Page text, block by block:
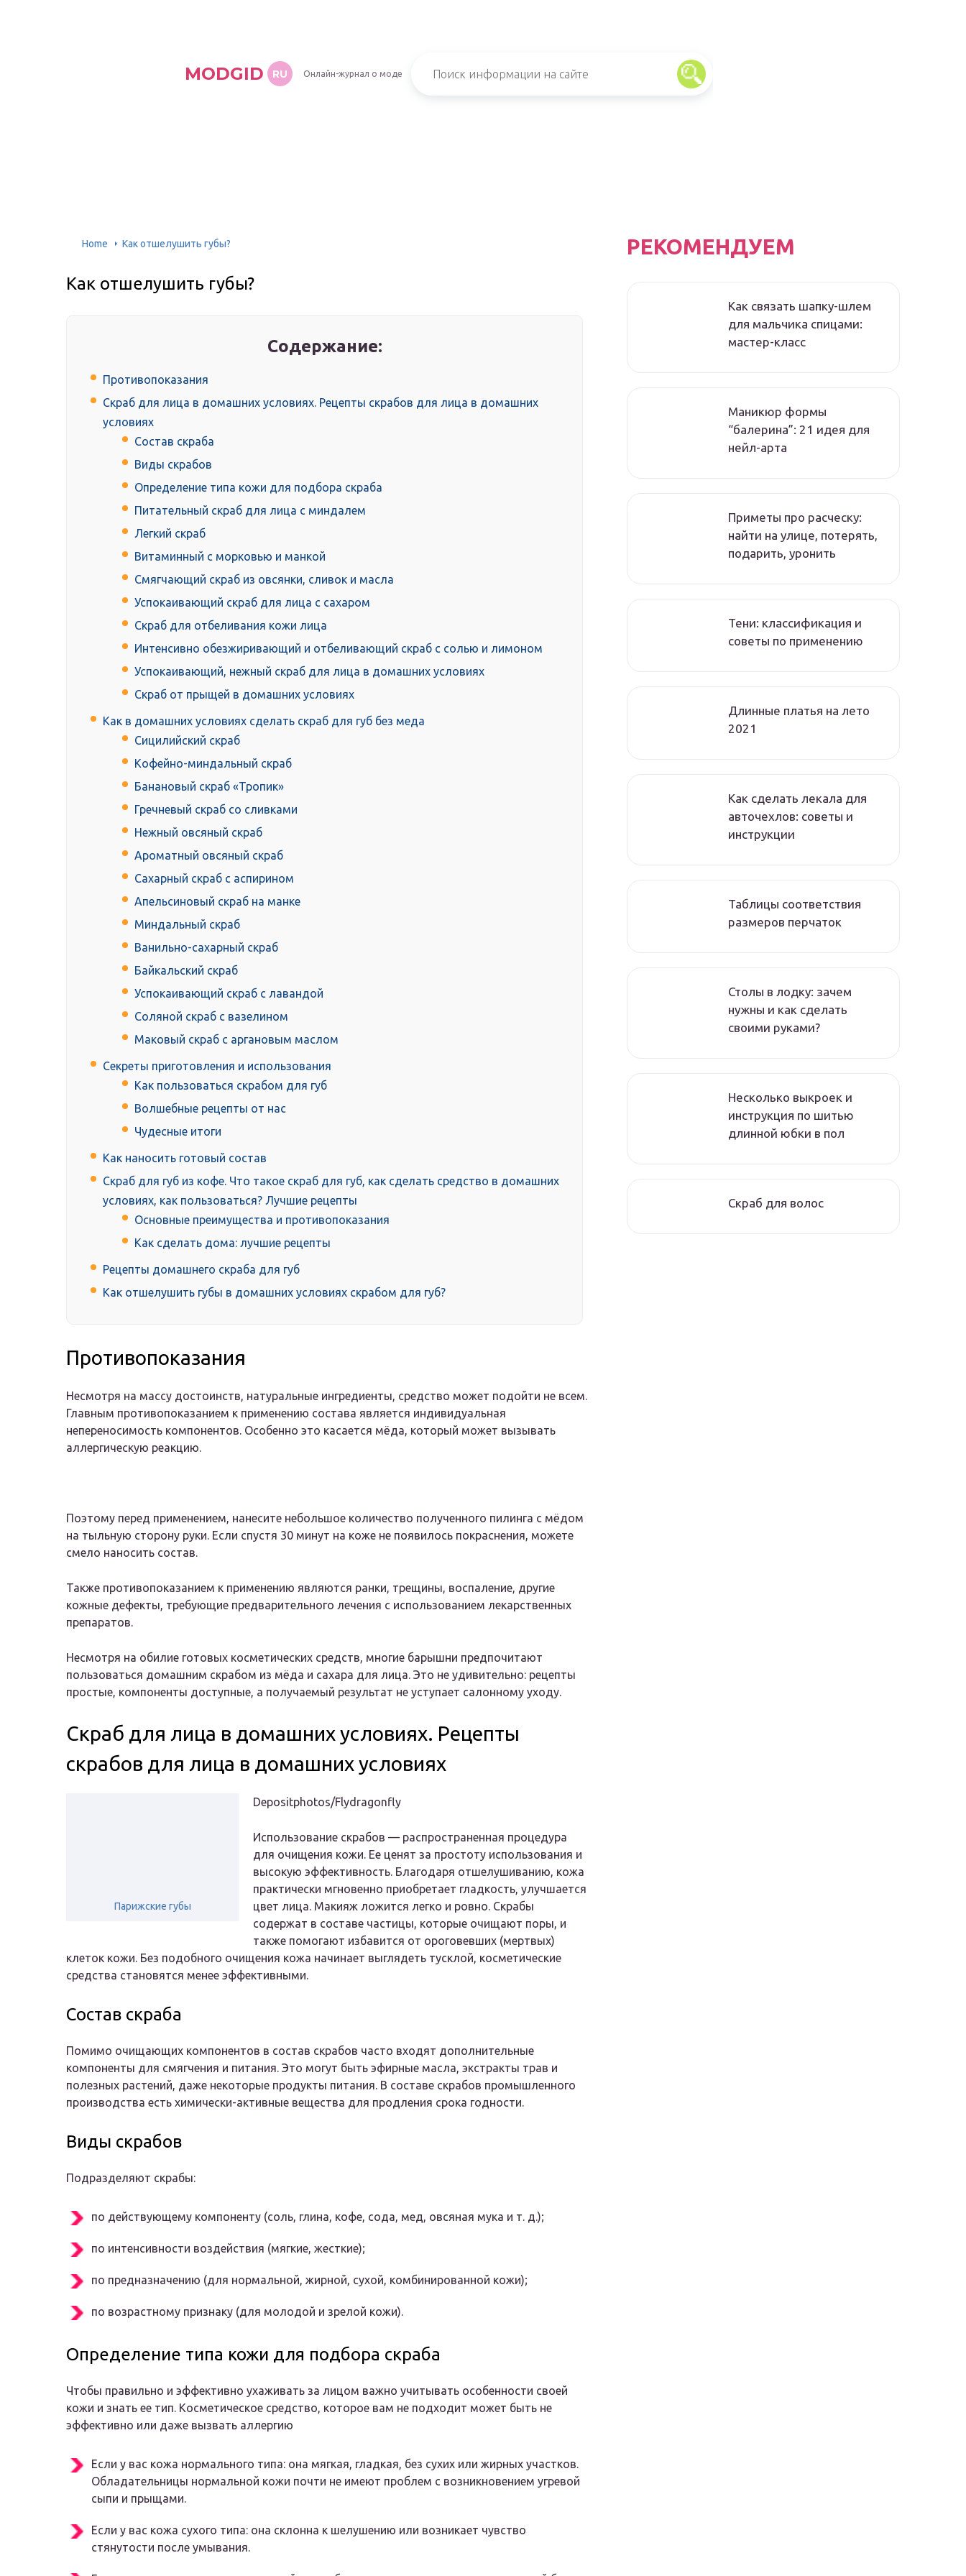
MODGID RU Онлайн-журнал о моде
Home Как отшелушить губы?
Как отшелушить губы?
Содержание:
Противопоказания
Скраб для лица в домашних условиях. Рецепты скрабов для лица в домашних
условиях
Состав скраба
Виды скрабов
Определение типа кожи для подбора скраба
Питательный скраб для лица с миндалем
Легкий скраб
Витаминный с морковью и манкой
Смягчающий скраб из овсянки, сливок и масла
Успокаивающий скраб для лица с сахаром
Скраб для отбеливания кожи лица
Интенсивно обезжиривающий и отбеливающий скраб с солью и лимоном
Успокаивающий, нежный скраб для лица в домашних условиях
Скраб от прыщей в домашних условиях
Как в домашних условиях сделать скраб для губ без меда
Сицилийский скраб
Кофейно-миндальный скраб
Банановый скраб «Тропик»
Гречневый скраб со сливками
Нежный овсяный скраб
Ароматный овсяный скраб
Сахарный скраб с аспирином
Апельсиновый скраб на манке
Миндальный скраб
Ванильно-сахарный скраб
Байкальский скраб
Успокаивающий скраб с лавандой
Соляной скраб с вазелином
Маковый скраб с аргановым маслом
Секреты приготовления и использования
Как пользоваться скрабом для губ
Волшебные рецепты от нас
Чудесные итоги
Как наносить готовый состав
Скраб для губ из кофе. Что такое скраб для губ, как сделать средство в домашних
условиях, как пользоваться? Лучшие рецепты
Основные преимущества и противопоказания
Как сделать дома: лучшие рецепты
Рецепты домашнего скраба для губ
Как отшелушить губы в домашних условиях скрабом для губ?
Противопоказания
Несмотря на массу достоинств, натуральные ингредиенты, средство может подойти не всем.
Главным противопоказанием к применению состава является индивидуальная
непереносимость компонентов. Особенно это касается мёда, который может вызывать
аллергическую реакцию.
Поэтому перед применением, нанесите небольшое количество полученного пилинга с мёдом
на тыльную сторону руки. Если спустя 30 минут на коже не появилось покраснения, можете
смело наносить состав.
Также противопоказанием к применению являются ранки, трещины, воспаление, другие
кожные дефекты, требующие предварительного лечения с использованием лекарственных
препаратов.
Несмотря на обилие готовых косметических средств, многие барышни предпочитают
пользоваться домашним скрабом из мёда и сахара для лица. Это не удивительно: рецепты
простые, компоненты доступные, а получаемый результат не уступает салонному уходу.
Скраб для лица в домашних условиях. Рецепты
скрабов для лица в домашних условиях
Парижские губы
Depositphotos/Flydragonfly
Использование скрабов — распространенная процедура
для очищения кожи. Ее ценят за простоту использования и
высокую эффективность. Благодаря отшелушиванию, кожа
практически мгновенно приобретает гладкость, улучшается
цвет лица. Макияж ложится легко и ровно. Скрабы
содержат в составе частицы, которые очищают поры, и
также помогают избавится от ороговевших (мертвых)
клеток кожи. Без подобного очищения кожа начинает выглядеть тусклой, косметические
средства становятся менее эффективными.
Состав скраба
Помимо очищающих компонентов в состав скрабов часто входят дополнительные
компоненты для смягчения и питания. Это могут быть эфирные масла, экстракты трав и
полезных растений, даже некоторые продукты питания. В составе скрабов промышленного
производства есть химически-активные вещества для продления срока годности.
Виды скрабов
Подразделяют скрабы:
по действующему компоненту (соль, глина, кофе, сода, мед, овсяная мука и т. д.);
по интенсивности воздействия (мягкие, жесткие);
по предназначению (для нормальной, жирной, сухой, комбинированной кожи);
по возрастному признаку (для молодой и зрелой кожи).
Определение типа кожи для подбора скраба
Чтобы правильно и эффективно ухаживать за лицом важно учитывать особенности своей
кожи и знать ее тип. Косметическое средство, которое вам не подходит может быть не
эффективно или даже вызвать аллергию
Если у вас кожа нормального типа: она мягкая, гладкая, без сухих или жирных участков.
Обладательницы нормальной кожи почти не имеют проблем с возникновением угревой
сыпи и прыщами.
Если у вас кожа сухого типа: она склонна к шелушению или возникает чувство
стянутости после умывания.
РЕКОМЕНДУЕМ
Как связать шапку-шлем
для мальчика спицами:
мастер-класс
Маникюр формы
“балерина”: 21 идея для
нейл-арта
Приметы про расческу:
найти на улице, потерять,
подарить, уронить
Тени: классификация и
советы по применению
Длинные платья на лето
2021
Как сделать лекала для
авточехлов: советы и
инструкции
Таблицы соответствия
размеров перчаток
Столы в лодку: зачем
нужны и как сделать
своими руками?
Несколько выкроек и
инструкция по шитью
длинной юбки в пол
Скраб для волос